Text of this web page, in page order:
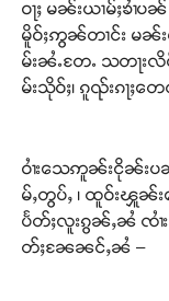
ဝႃႈ မၼ်းယၢမ်ႈၶၢႆ
မိူဝ်ႈဢွၼ်တၢင်း မၼ်း
မ်းၼႆႉတႄႉ သတႃး
မ်းသိုဝ်ႈ၊ ၵူၺ်းၵႃႈ
ဝၢႆးသေဢူၼ်းငိုၼ်းပ
မ်ႇတွပ်ႇ ၊ ထူဝ်းၾူၼ်း
ပႅတ်ႈလူးၵွၼ်ႇၼႆ ၸၢႆ
တ်ႈၼႄၼင်ႇၼႆ –